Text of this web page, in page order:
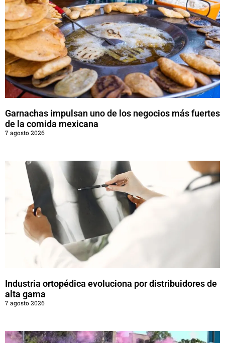
Garnachas impulsan uno de los negocios más fuertes
de la comida mexicana
7 agosto 2026
Industria ortopédica evoluciona por distribuidores de
alta gama
7 agosto 2026